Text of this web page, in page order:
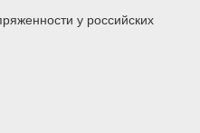
у российских